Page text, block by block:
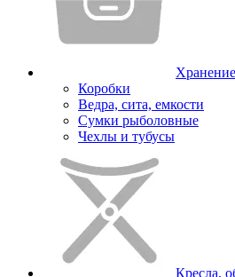
Коробки
Ведра, сита, емкости
Сумки рыболовные
Чехлы и тубусы
Кресла,